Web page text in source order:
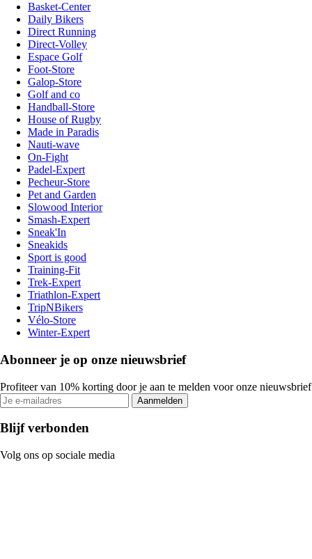
Basket-Center
Daily Bikers
Direct Running
Direct-Volley
Espace Golf
Foot-Store
Galop-Store
Golf and co
Handball-Store
House of Rugby
Made in Paradis
Nauti-wave
On-Fight
Padel-Expert
Pecheur-Store
Pet and Garden
Slowood Interior
Smash-Expert
Sneak'In
Sneakids
Sport is good
Training-Fit
Trek-Expert
Triathlon-Expert
TripNBikers
Vélo-Store
Winter-Expert
Abonneer je op onze nieuwsbrief
Profiteer van 10% korting door je aan te melden voor onze nieuwsbrief
Aanmelden
Blijf verbonden
Volg ons op sociale media